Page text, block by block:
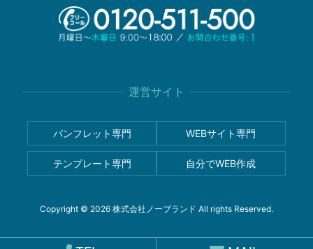
運営サイト
パンフレット専門 WEBサイト専門
テンプレート専門 自分でWEB作成
Copyright © 2026 株式会社ノーブランド All rights Reserved.